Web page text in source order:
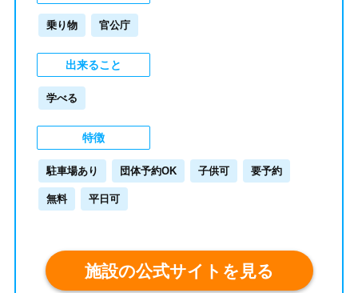
乗り物 官公庁
出来ること
学べる
特徴
駐車場あり 団体予約OK 子供可 要予約
無料 平日可
施設の公式サイトを見る